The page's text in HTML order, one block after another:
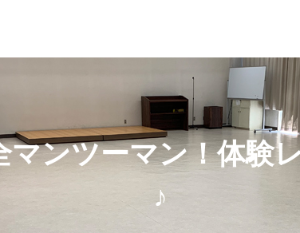
マンツーマン！体験
♪